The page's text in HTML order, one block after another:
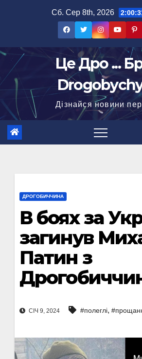
Сб. Сер 8th, 2026
Це Дро ...
Дізнайся новини
ДРОГОБИЧЧИНА
В боях за
загинув
Патин з
СІЧ 9, 2024 #полеглі,